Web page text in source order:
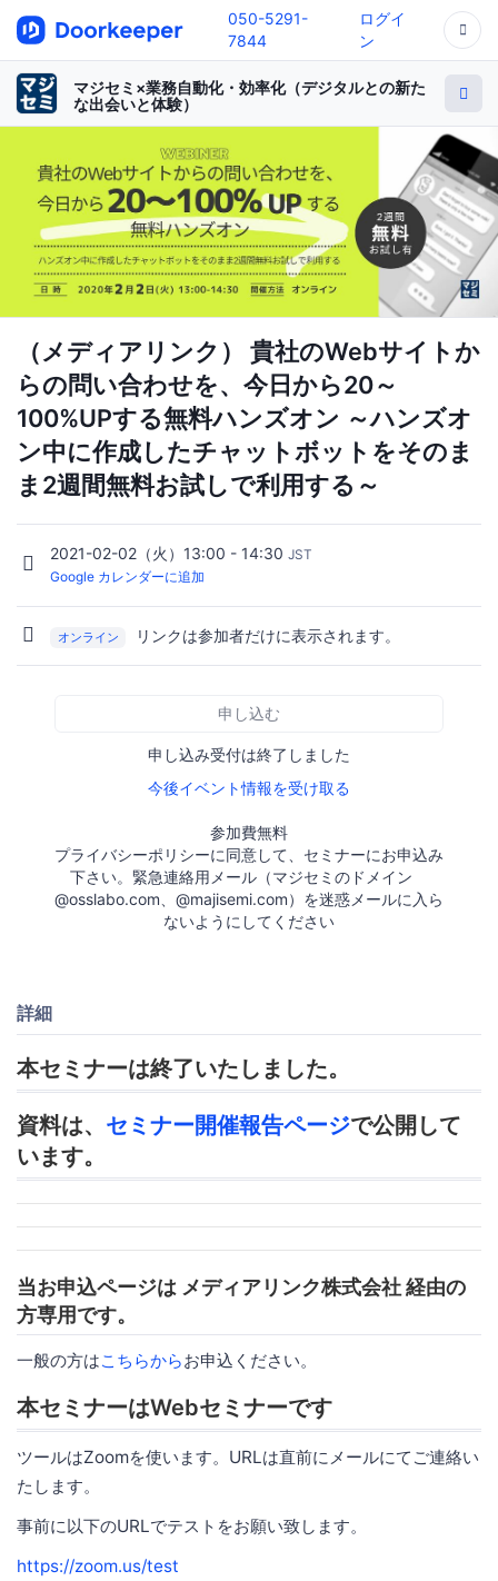
050-5291-
7844
ログイ
ン
マジセミ×業務自動化・効率化（デジタルとの新た
な出会いと体験）
（メディアリンク） 貴社のWebサイトか
らの問い合わせを、今日から20～
100%UPする無料ハンズオン ～ハンズオ
ン中に作成したチャットボットをそのま
ま2週間無料お試しで利用する～
2021-02-02（火）13:00 - 14:30 JST
Google カレンダーに追加
オンライン リンクは参加者だけに表示されます。
申し込む
申し込み受付は終了しました
今後イベント情報を受け取る
参加費無料
プライバシーポリシーに同意して、セミナーにお申込み
下さい。緊急連絡用メール（マジセミのドメイン
@osslabo.com、@majisemi.com）を迷惑メールに入ら
ないようにしてください
詳細
本セミナーは終了いたしました。
資料は、 セミナー開催報告ページで公開して
います。
当お申込ページは メディアリンク株式会社 経由の
方専用です。
一般の方はこちらからお申込ください。
本セミナーはWebセミナーです
ツールはZoomを使います。URLは直前にメールにてご連絡い
たします。
事前に以下のURLでテストをお願い致します。
https://zoom.us/test